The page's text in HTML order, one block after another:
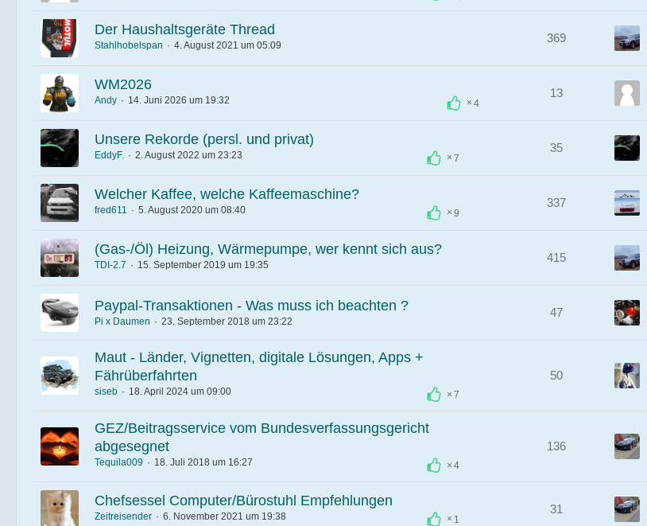
Der Haushaltsgeräte Thread
Stahlhobelspan 4. August 2021 um 05:09
369
WM2026
4
Andy 14. Juni 2026 um 19:32
13
Unsere Rekorde (persl. und privat)
7
EddyF. 2. August 2022 um 23:23
35
Welcher Kaffee, welche Kaffeemaschine?
9
fred611 5. August 2020 um 08:40
337
(Gas-/Öl) Heizung, Wärmepumpe, wer kennt sich aus?
TDI-2.7 15. September 2019 um 19:35
415
Paypal-Transaktionen - Was muss ich beachten ?
Pi x Daumen 23. September 2018 um 23:22
47
Maut - Länder, Vignetten, digitale Lösungen, Apps +
Fährüberfahrten
7
siseb 18. April 2024 um 09:00
50
GEZ/Beitragsservice vom Bundesverfassungsgericht
abgesegnet
4
Tequila009 18. Juli 2018 um 16:27
136
Chefsessel Computer/Bürostuhl Empfehlungen
1
Zeitreisender 6. November 2021 um 19:38
31